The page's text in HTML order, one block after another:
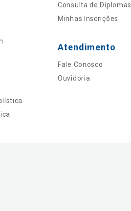
Consulta de Diplomas
Minhas Inscrições
Atendimento
Fale Conosco
Ouvidoria